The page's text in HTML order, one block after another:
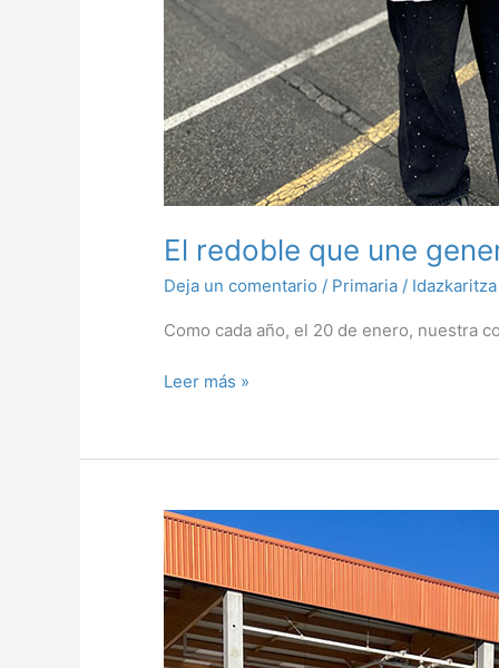
El redoble que une
Deja un comentario / Primaria / Idazkaritza
Como cada año, el 20 de enero, nuestra
Leer más »
¡Sesiones
de
Educación
Física
en
4